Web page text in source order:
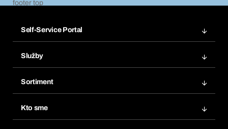
Self-Service Portal
Obľúbené
Opakované objednávky
Predplatné
Služby
Chemická databáza
eProcurement
Sortiment
Kto sme